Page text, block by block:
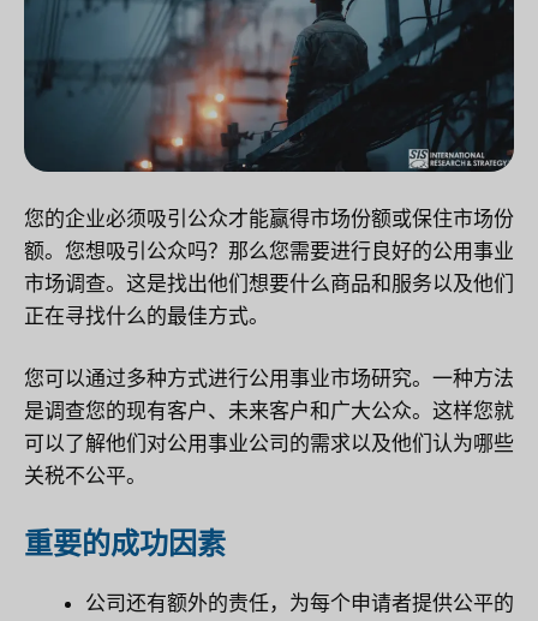
您的企业必须吸引公众才能赢得市场份额或保住市场份
额。您想吸引公众吗？那么您需要进行良好的公用事业
市场调查。这是找出他们想要什么商品和服务以及他们
正在寻找什么的最佳方式。
您可以通过多种方式进行公用事业市场研究。一种方法
是调查您的现有客户、未来客户和广大公众。这样您就
可以了解他们对公用事业公司的需求以及他们认为哪些
关税不公平。
重要的成功因素
公司还有额外的责任，为每个申请者提供公平的